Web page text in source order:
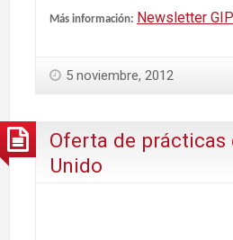
Más información: Newsletter
5 noviembre, 2012
Oferta de prácticas
Unido